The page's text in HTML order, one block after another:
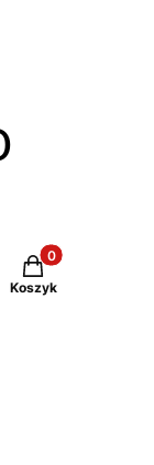
Produkty w
Koszyk